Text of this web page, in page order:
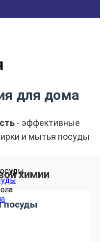
для дома
- эффективные
и мытья посуды
химии
посуды